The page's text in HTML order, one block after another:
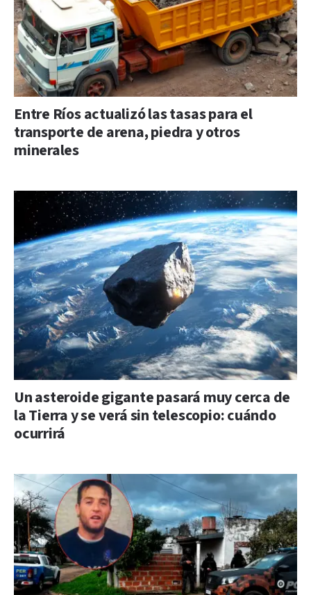
Entre Ríos actualizó las tasas para el
transporte de arena, piedra y otros
minerales
Un asteroide gigante pasará muy cerca de
la Tierra y se verá sin telescopio: cuándo
ocurrirá